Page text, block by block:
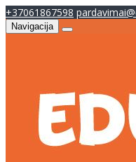
+37061867598
Navigacija